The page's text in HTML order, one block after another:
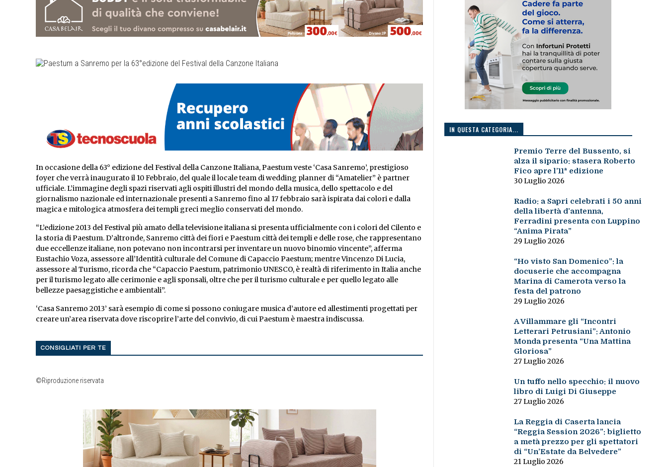
In occasione della 63° edizione del Festival della Canzone Italiana, Paestum veste ‘Casa Sanremo’, prestigioso
foyer che verrà inaugurato il 10 Febbraio, del quale il locale team di wedding planner di “Amatelier” è partner
ufficiale. L’immagine degli spazi riservati agli ospiti illustri del mondo della musica, dello spettacolo e del
giornalismo nazionale ed internazionale presenti a Sanremo fino al 17 febbraio sarà ispirata dai colori e dalla
magica e mitologica atmosfera dei templi greci meglio conservati del mondo.
“L’edizione 2013 del Festival più amato della televisione italiana si presenta ufficialmente con i colori del Cilento e
la storia di Paestum. D’altronde, Sanremo città dei fiori e Paestum città dei templi e delle rose, che rappresentano
due eccellenze italiane, non potevano non incontrarsi per inventare un nuovo binomio vincente”, afferma
Eustachio Voza, assessore all’Identità culturale del Comune di Capaccio Paestum; mentre Vincenzo Di Lucia,
assessore al Turismo, ricorda che “Capaccio Paestum, patrimonio UNESCO, è realtà di riferimento in Italia anche
per il turismo legato alle cerimonie e agli sponsali, oltre che per il turismo culturale e per quello legato alle
bellezze paesaggistiche e ambientali”.
‘Casa Sanremo 2013’ sarà esempio di come si possono coniugare musica d’autore ed allestimenti progettati per
creare un’area riservata dove riscoprire l’arte del convivio, di cui Paestum è maestra indiscussa.
CONSIGLIATI PER TE
©Riproduzione riservata
IN QUESTA CATEGORIA...
Premio Terre del Bussento, si
alza il sipario: stasera Roberto
Fico apre l’11ª edizione
30 Luglio 2026
Radio: a Sapri celebrati i 50 anni
della libertà d’antenna,
Ferradini presenta con Luppino
“Anima Pirata”
29 Luglio 2026
“Ho visto San Domenico”: la
docuserie che accompagna
Marina di Camerota verso la
festa del patrono
29 Luglio 2026
A Villammare gli “Incontri
Letterari Petrusiani”: Antonio
Monda presenta “Una Mattina
Gloriosa”
27 Luglio 2026
Un tuffo nello specchio: il nuovo
libro di Luigi Di Giuseppe
27 Luglio 2026
La Reggia di Caserta lancia
“Reggia Session 2026”: biglietto
a metà prezzo per gli spettatori
di “Un’Estate da Belvedere”
21 Luglio 2026